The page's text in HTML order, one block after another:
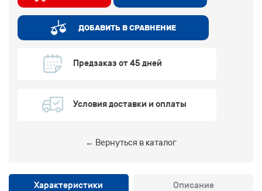
ДОБАВИТЬ В СРАВНЕНИЕ
Предзаказ от 45 дней
Условия доставки и оплаты
← Вернуться в каталог
Характеристики Описание